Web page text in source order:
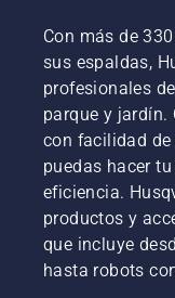
Con más de
sus espaldas,
profesionales
parque y
con facilidad de
puedas hacer
eficiencia.
productos y
que incluye
hasta robots